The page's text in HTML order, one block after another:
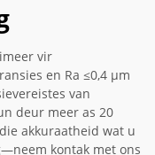
vir
en Ra ≤0,4 µm
van
deur meer as 20
akkuraatheid wat u
kontak met ons